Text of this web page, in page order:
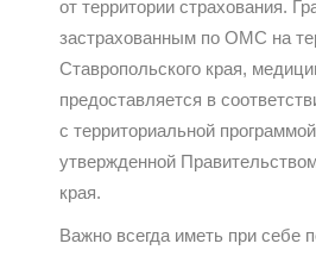
от территории страхования.
застрахованным по ОМС на
Ставропольского края,
предоставляется в
с территориальной
утвержденной
края.
Важно всегда иметь при